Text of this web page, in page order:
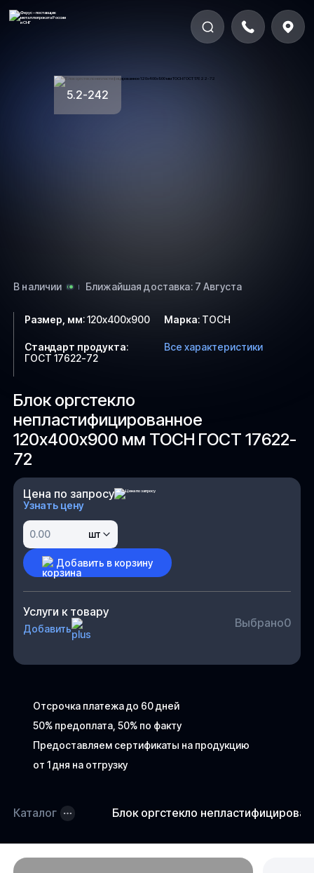
5.2-242
В наличии Ближайшая доставка: 7 Августа
Блок оргстекло
непластифицированное
120х400х900 мм ТОСН ГОСТ 17622-
72
Отсрочка платежа до 60 дней
50% предоплата, 50% по факту
Предоставляем сертификаты на продукцию
от 1 дня на отгрузку
Цена по запросу
Узнать цену
шт
Добавить в корзину
Услуги к товару
Добавить Выбрано0
Размер, мм:120х400х900 Марка: ТОСН
Стандарт продукта:
ГОСТ 17622-72
Все характеристики
Каталог Блок оргстекло